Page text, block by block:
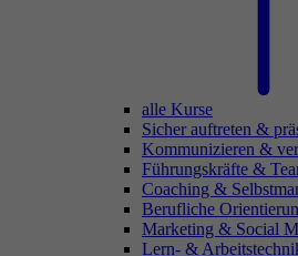
alle Kurse
Sicher auftreten &
Kommunizieren &
Führungskräfte &
Coaching &
Berufliche
Marketing & Social
Lern- &